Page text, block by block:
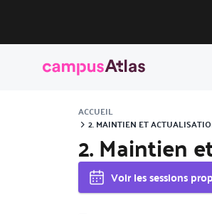
ACCUEIL
2. MAINTIEN ET
2. Maintien
Voir les sessions